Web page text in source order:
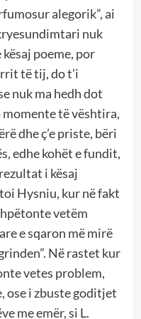
alegorik”, ai
nuk
poeme, por
të tij, do t’i
nuk ma hedh dot
momente të vështira,
dhe ç’e priste, bëri
edhe kohët e fundit,
i kësaj
Hysniu, kur në fakt
vetëm
e sqaron më mirë
Në rastet kur
vetes problem,
ose i zbuste goditjet
me emër, si L.